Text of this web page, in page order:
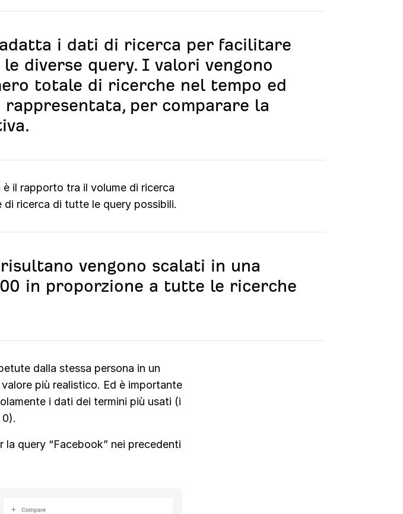
adatta i dati di ricerca per facilitare
diverse query. I valori vengono
totale di ricerche nel tempo ed
rappresentata, per comparare la
il rapporto tra il volume di ricerca
di ricerca di tutte le query possibili.
vengono scalati in una
in proporzione a tutte le ricerche
dalla stessa persona in un
più realistico. Ed è importante
i dati dei termini più usati (i
query “Facebook” nei precedenti